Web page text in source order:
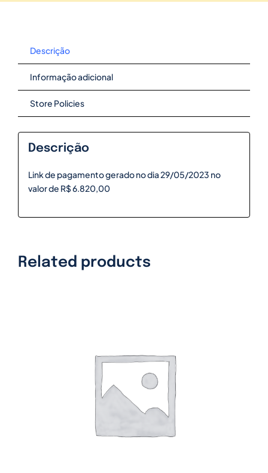
Descrição
Informação adicional
Store Policies
Descrição
Link de pagamento gerado no dia 29/05/2023 no
valor de R$ 6.820,00
Related products